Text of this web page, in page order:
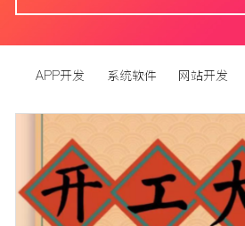
APP开发 系统软件 网站开发